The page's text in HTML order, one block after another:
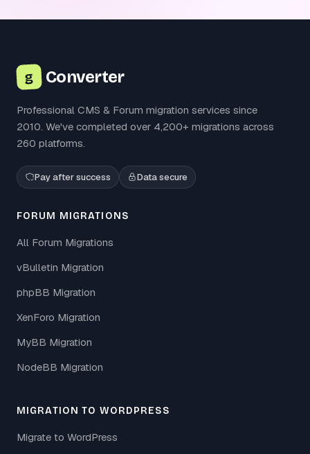
g Converter
Professional CMS & Forum migration services since
2010. We've completed over 4,200+ migrations across
260 platforms.
Pay after success Data secure
FORUM MIGRATIONS
All Forum Migrations
vBulletin Migration
phpBB Migration
XenForo Migration
MyBB Migration
NodeBB Migration
MIGRATION TO WORDPRESS
Migrate to WordPress